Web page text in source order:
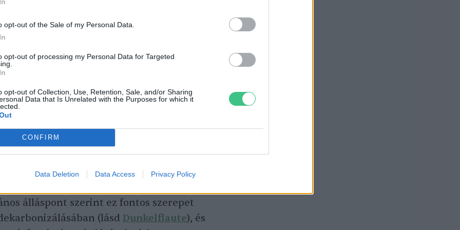
opt-out of the Sale of my Personal Data.
opt-out of processing my Personal Data for Targeted
opt-out of Collection, Use, Retention, Sale, and/or Sharing
Data that Is Unrelated with the Purposes for which it
CONFIRM
Data Deletion Data Access Privacy Policy
az akkumulátorok a gázfüggőség
hosszú távú
amelyszerinta megújulóenergia-termelő
energiatároló kapacitás túltervezése
hosszú távú tárolásra az
álláspont szerint ez fontos szerepet
(lásd Dunkelflaute), és